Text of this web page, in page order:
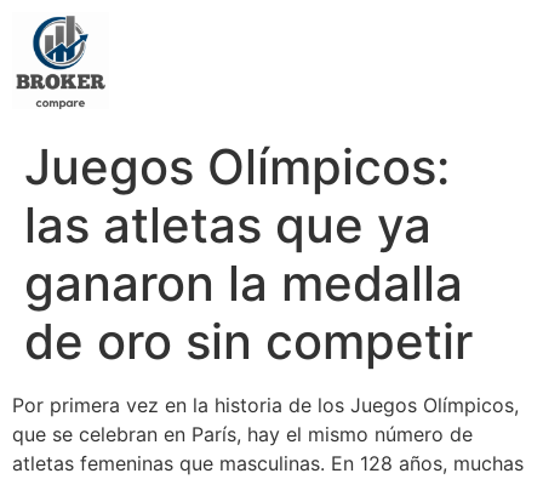
Juegos Olímpicos:
las atletas que ya
ganaron la medalla
de oro sin competir
Por primera vez en la historia de los Juegos Olímpicos,
que se celebran en París, hay el mismo número de
atletas femeninas que masculinas. En 128 años, muchas